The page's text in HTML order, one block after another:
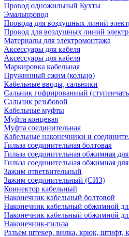
Провод одножильный Бухты
Эмальпровод
Провода для воздушных линий
Провод для воздушных линий
Материалы для электромонтажа
Аксессуары для кабеля
Аксессуары для кабеля
Маркировка кабельная
Пружинный сжим (кольцо)
Кабельные вводы, сальники
Сальник гофрированный
Сальник резьбовой
Кабельные муфты
Муфта концевая
Муфта соединительная
Кабельные наконечники и
Гильза соединительная болтовая
Гильза соединительная обжимная
Гильза соединительная обжимная
Зажим ответвительный
Зажим соединительный (СИЗ)
Коннектор кабельный
Наконечник кабельный болтовой
Наконечник кабельный обжимной
Наконечник кабельный обжимной
Наконечник-гильза
Разъем штекер, вилка, крюк, штифт,